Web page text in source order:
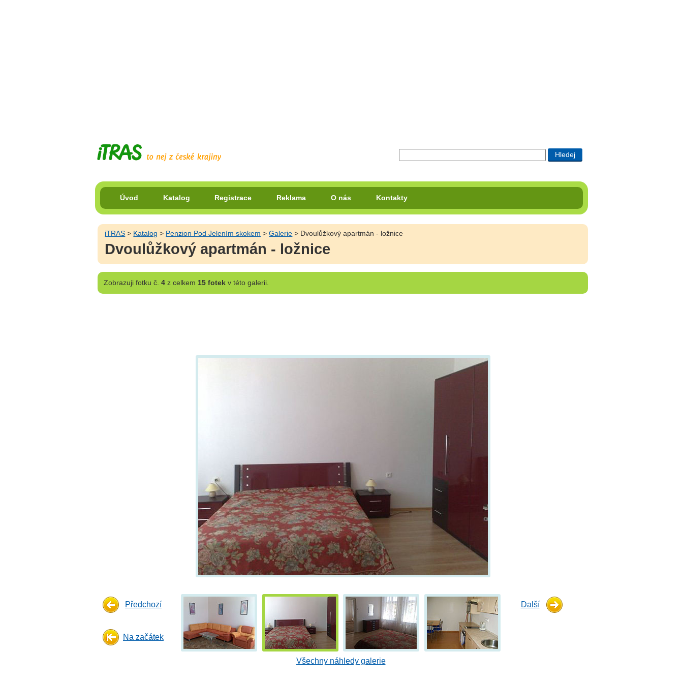
Úvod Katalog Registrace Reklama O nás Kontakty
iTRAS > Katalog > Penzion Pod Jelením skokem >Galerie > Dvoulůžkový apartmán - ložnice
Dvoulůžkový apartmán - ložnice
Zobrazujifotku č. 4z celkem 15 fotekv této galerii.
Předchozí
Na začátek
Všechny náhledy galerie
Další